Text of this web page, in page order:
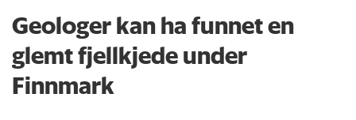
Geologer kan ha funnet en
glemt fjellkjede under
Finnmark